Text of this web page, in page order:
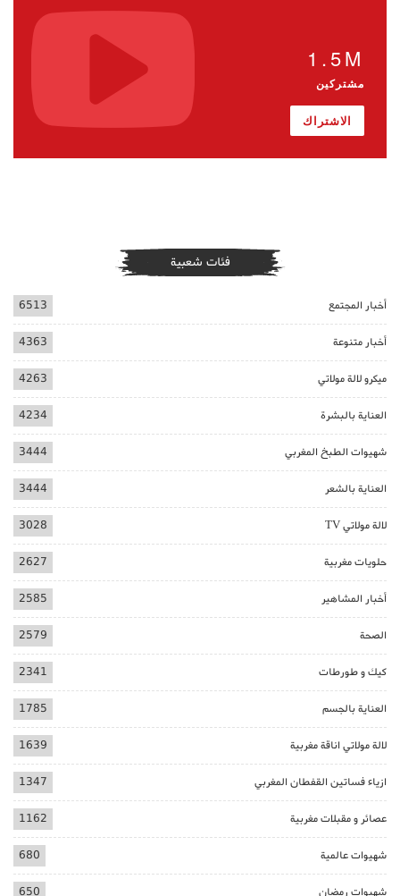
1.5M
مشتركين
الاشتراك
فئات شعبية
أخبار المجتمع 6513
أخبار متنوعة 4363
ميكرو لالة مولاتي 4263
العناية بالبشرة 4234
شهيوات الطبخ المغربي 3444
العناية بالشعر 3444
لالة مولاتي TV 3028
حلويات مغربية 2627
أخبار المشاهير 2585
الصحة 2579
كيك و طورطات 2341
العناية بالجسم 1785
لالة مولاتي اناقة مغربية 1639
ازياء فساتين القفطان المغربي 1347
عصائر و مقبلات مغربية 1162
شهيوات عالمية 680
شهيوات رمضان 650